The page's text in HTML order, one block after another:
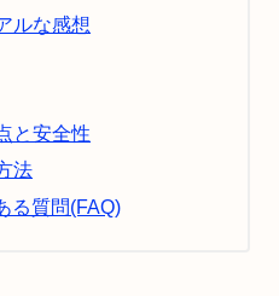
ルな感想
と安全性
法
る質問(FAQ)